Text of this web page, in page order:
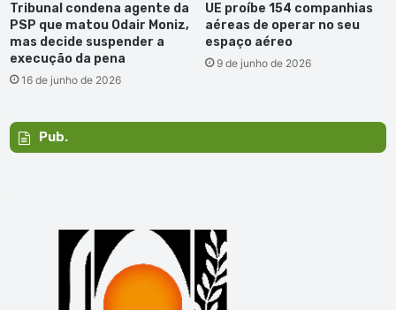
Tribunal condena agente da
PSP que matou Odair Moniz,
mas decide suspender a
execução da pena
16 de junho de 2026
UE proíbe 154 companhias
aéreas de operar no seu
espaço aéreo
9 de junho de 2026
Pub.